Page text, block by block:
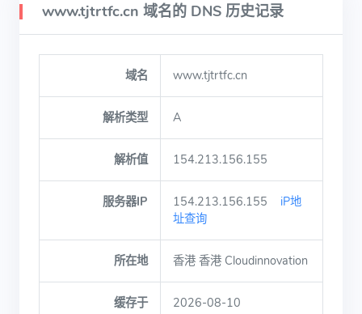
www.tjtrtfc.cn 域名的 DNS 历史记录
域名 www.tjtrtfc.cn
解析类型 A
解析值 154.213.156.155
服务器IP 154.213.156.155
iP地
址查询
所在地 香港 香港 Cloudinnovation
缓存于 2026-08-10